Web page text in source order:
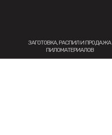
ЗАГОТОВКА, РАСПИЛ И ПРОДАЖА
ПИЛОМАТЕРИАЛОВ